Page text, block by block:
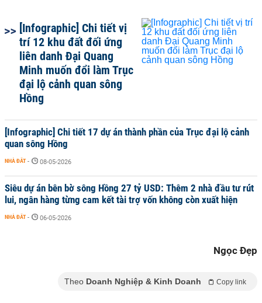
[Infographic] Chi tiết vị
trí 12 khu đất đối ứng
liên danh Đại Quang
Minh muốn đổi làm Trục
đại lộ cảnh quan sông
Hồng
[Infographic] Chi tiết 17 dự án thành phần của Trục đại lộ cảnh
quan sông Hồng
NHÀ ĐẤT - 08-05-2026
Siêu dự án bên bờ sông Hồng 27 tỷ USD: Thêm 2 nhà đầu tư rút
lui, ngân hàng từng cam kết tài trợ vốn không còn xuất hiện
NHÀ ĐẤT - 06-05-2026
Ngọc Đẹp
Theo Doanh Nghiệp & Kinh Doanh Copy link